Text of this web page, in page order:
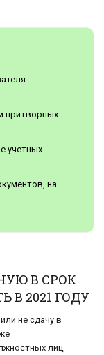
притворных
учетных
на
В СРОК
В 2021 ГОДУ
не сдачу в
лиц,